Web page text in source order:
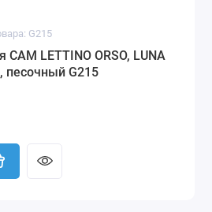
G215
CAM LETTINO ORSO, LUNA
G215